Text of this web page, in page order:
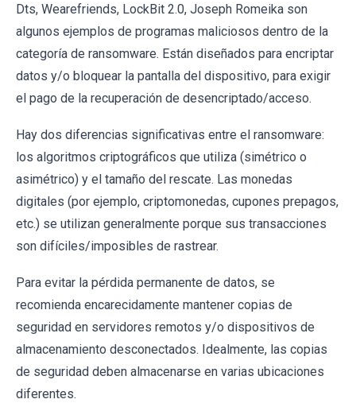
Dts, Wearefriends, LockBit 2.0, Joseph Romeika son
algunos ejemplos de programas maliciosos dentro de la
categoría de ransomware. Están diseñados para encriptar
datos y/o bloquear la pantalla del dispositivo, para exigir
el pago de la recuperación de desencriptado/acceso.
Hay dos diferencias significativas entre el ransomware:
los algoritmos criptográficos que utiliza (simétrico o
asimétrico) y el tamaño del rescate. Las monedas
digitales (por ejemplo, criptomonedas, cupones prepagos,
etc.) se utilizan generalmente porque sus transacciones
son difíciles/imposibles de rastrear.
Para evitar la pérdida permanente de datos, se
recomienda encarecidamente mantener copias de
seguridad en servidores remotos y/o dispositivos de
almacenamiento desconectados. Idealmente, las copias
de seguridad deben almacenarse en varias ubicaciones
diferentes.